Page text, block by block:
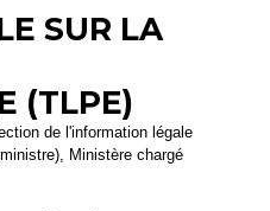
SUR LA
(TLPE)
de l'information légale
Ministère chargé